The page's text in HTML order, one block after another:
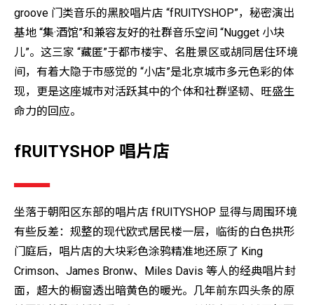
groove 门类音乐的黑胶唱片店 “fRUITYSHOP”，秘密演出
基地 “集·酒馆”和兼容友好的社群音乐空间 “Nugget 小块
儿”。这三家 “藏匿”于都市楼宇、名胜景区或胡同居住环境
间，有着大隐于市感觉的 “小店”是北京城市多元色彩的体
现，更是这座城市对活跃其中的个体和社群坚韧、旺盛生
命力的回应。
fRUITYSHOP 唱片店
坐落于朝阳区东部的唱片店 fRUITYSHOP 显得与周围环境
有些反差：规整的现代欧式居民楼一层，临街的白色拱形
门庭后，唱片店的大块彩色涂鸦精准地还原了 King
Crimson、James Bronw、Miles Davis 等人的经典唱片封
面，超大的橱窗透出暗黄色的暖光。几年前东四头条的原